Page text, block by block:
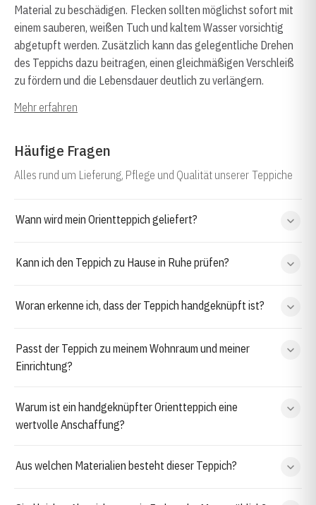
Material zu beschädigen. Flecken sollten möglichst sofort mit
einem sauberen, weißen Tuch und kaltem Wasser vorsichtig
abgetupft werden. Zusätzlich kann das gelegentliche Drehen
des Teppichs dazu beitragen, einen gleichmäßigen Verschleiß
zu fördern und die Lebensdauer deutlich zu verlängern.
Mehr erfahren
Häufige Fragen
Alles rund um Lieferung, Pflege und Qualität unserer Teppiche
Wann wird mein Orientteppich geliefert?
Kann ich den Teppich zu Hause in Ruhe prüfen?
Woran erkenne ich, dass der Teppich handgeknüpft ist?
Passt der Teppich zu meinem Wohnraum und meiner
Einrichtung?
Warum ist ein handgeknüpfter Orientteppich eine
wertvolle Anschaffung?
Aus welchen Materialien besteht dieser Teppich?